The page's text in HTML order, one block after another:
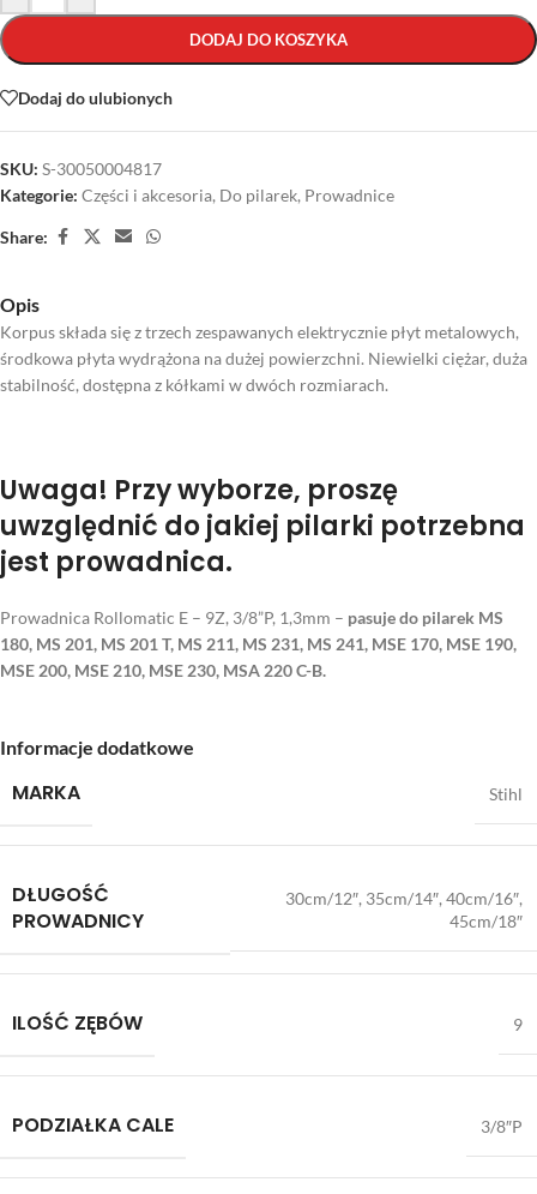
DODAJ DO KOSZYKA
Dodaj do ulubionych
SKU: S-30050004817
Kategorie: Części i akcesoria, Do pilarek, Prowadnice
Share:
Opis
Korpus składa się z trzech zespawanych elektrycznie płyt metalowych,
środkowa płyta wydrążona na dużej powierzchni. Niewielki ciężar, duża
stabilność, dostępna z kółkami w dwóch rozmiarach.
Uwaga! Przy wyborze, proszę
uwzględnić do jakiej pilarki potrzebna
jest prowadnica.
Prowadnica Rollomatic E – 9Z, 3/8”P, 1,3mm – pasuje do pilarek MS
180, MS 201, MS 201 T, MS 211, MS 231, MS 241, MSE 170, MSE 190,
MSE 200, MSE 210, MSE 230, MSA 220 C-B.
Informacje dodatkowe
MARKA Stihl
DŁUGOŚĆ
PROWADNICY
30cm/12″, 35cm/14″, 40cm/16″,
45cm/18″
ILOŚĆ ZĘBÓW 9
PODZIAŁKA CALE 3/8″P